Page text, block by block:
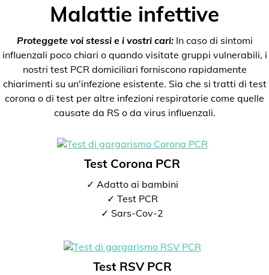
Malattie infettive
Proteggete voi stessi e i vostri cari:In caso di sintomi
influenzali poco chiari o quando visitate gruppi vulnerabili, i
nostri test PCR domiciliari forniscono rapidamente
chiarimenti su un'infezione esistente. Sia che si tratti di test
corona o di test per altre infezioni respiratorie come quelle
causate da RS o da virus influenzali.
Test Corona PCR
✓ Adatto ai bambini
✓ Test PCR
✓ Sars-Cov-2
Test RSV PCR